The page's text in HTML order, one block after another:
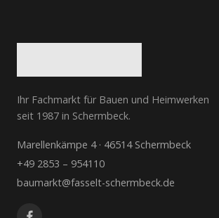
Ihr Fachmarkt für Bauen und Heimwerken
seit 1987 in Schermbeck.
Marellenkämpe 4 · 46514 Schermbeck
+49 2853 – 954110
baumarkt@fasselt-schermbeck.de